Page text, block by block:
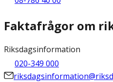
Faktafrågor om
Riksdagsinformation
020-349 000